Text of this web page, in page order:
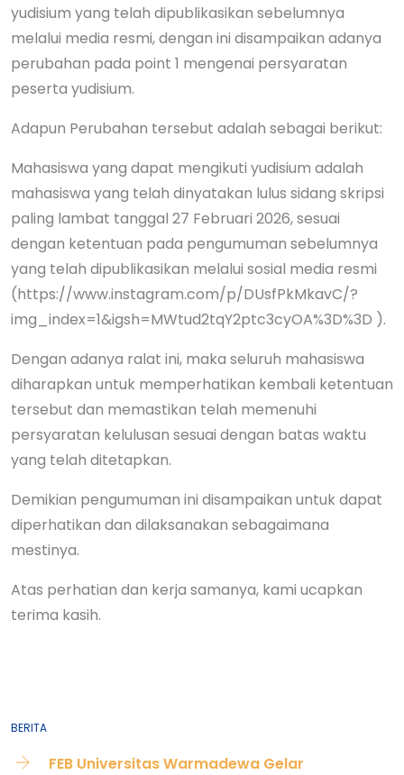
yudisium yang telah dipublikasikan sebelumnya
melalui media resmi, dengan ini disampaikan adanya
perubahan pada point 1 mengenai persyaratan
peserta yudisium.
Adapun Perubahan tersebut adalah sebagai berikut:
Mahasiswa yang dapat mengikuti yudisium adalah
mahasiswa yang telah dinyatakan lulus sidang skripsi
paling lambat tanggal 27 Februari 2026, sesuai
dengan ketentuan pada pengumuman sebelumnya
yang telah dipublikasikan melalui sosial media resmi
(https://www.instagram.com/p/DUsfPkMkavC/?
img_index=1&igsh=MWtud2tqY2ptc3cyOA%3D%3D ).
Dengan adanya ralat ini, maka seluruh mahasiswa
diharapkan untuk memperhatikan kembali ketentuan
tersebut dan memastikan telah memenuhi
persyaratan kelulusan sesuai dengan batas waktu
yang telah ditetapkan.
Demikian pengumuman ini disampaikan untuk dapat
diperhatikan dan dilaksanakan sebagaimana
mestinya.
Atas perhatian dan kerja samanya, kami ucapkan
terima kasih.
BERITA
FEB Universitas Warmadewa Gelar